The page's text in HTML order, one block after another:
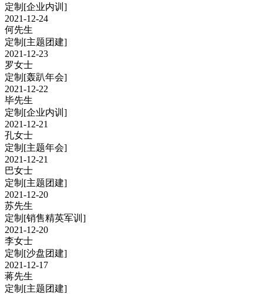
定制 [企业内训]
2021-12-24
何先生
定制 [主题团建]
2021-12-23
罗女士
定制 [轰趴年会]
2021-12-22
毕先生
定制 [企业内训]
2021-12-21
孔女士
定制 [主题年会]
2021-12-21
巴女士
定制 [主题团建]
2021-12-20
苏先生
定制 [销售精英军训]
2021-12-20
李女士
定制 [沙盘团建]
2021-12-17
蒋先生
定制 [主题团建]